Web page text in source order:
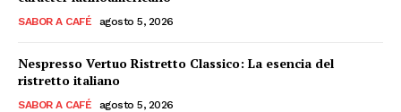
SABOR A CAFÉ agosto 5, 2026
Nespresso Vertuo Ristretto Classico: La esencia del
ristretto italiano
SABOR A CAFÉ agosto 5, 2026